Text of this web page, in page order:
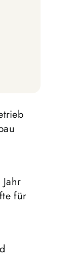
für